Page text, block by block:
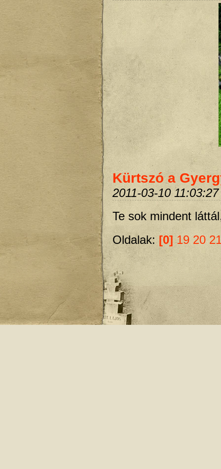
Kürtszó a
2011-03-10 11:03:27
Te sok mindent
Oldalak: [0] 19 20